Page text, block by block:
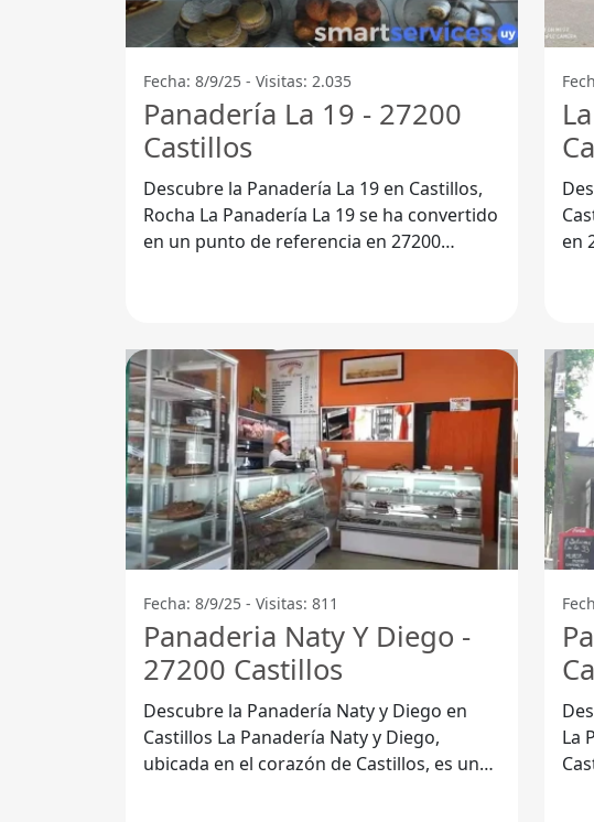
Fecha: 8/9/25 - Visitas: 2.035
Panadería La 19 - 27200
Castillos
Descubre la Panadería La 19 en Castillos,
Rocha La Panadería La 19 se ha convertido
en un punto de referencia en 27200
Castillos La
en
Fecha: 8/9/25 - Visitas: 811
Panaderia Naty Y Diego -
27200 Castillos
Descubre la Panadería Naty y Diego en
Castillos La Panadería Naty y Diego,
ubicada en el corazón de Castillos, es un
La